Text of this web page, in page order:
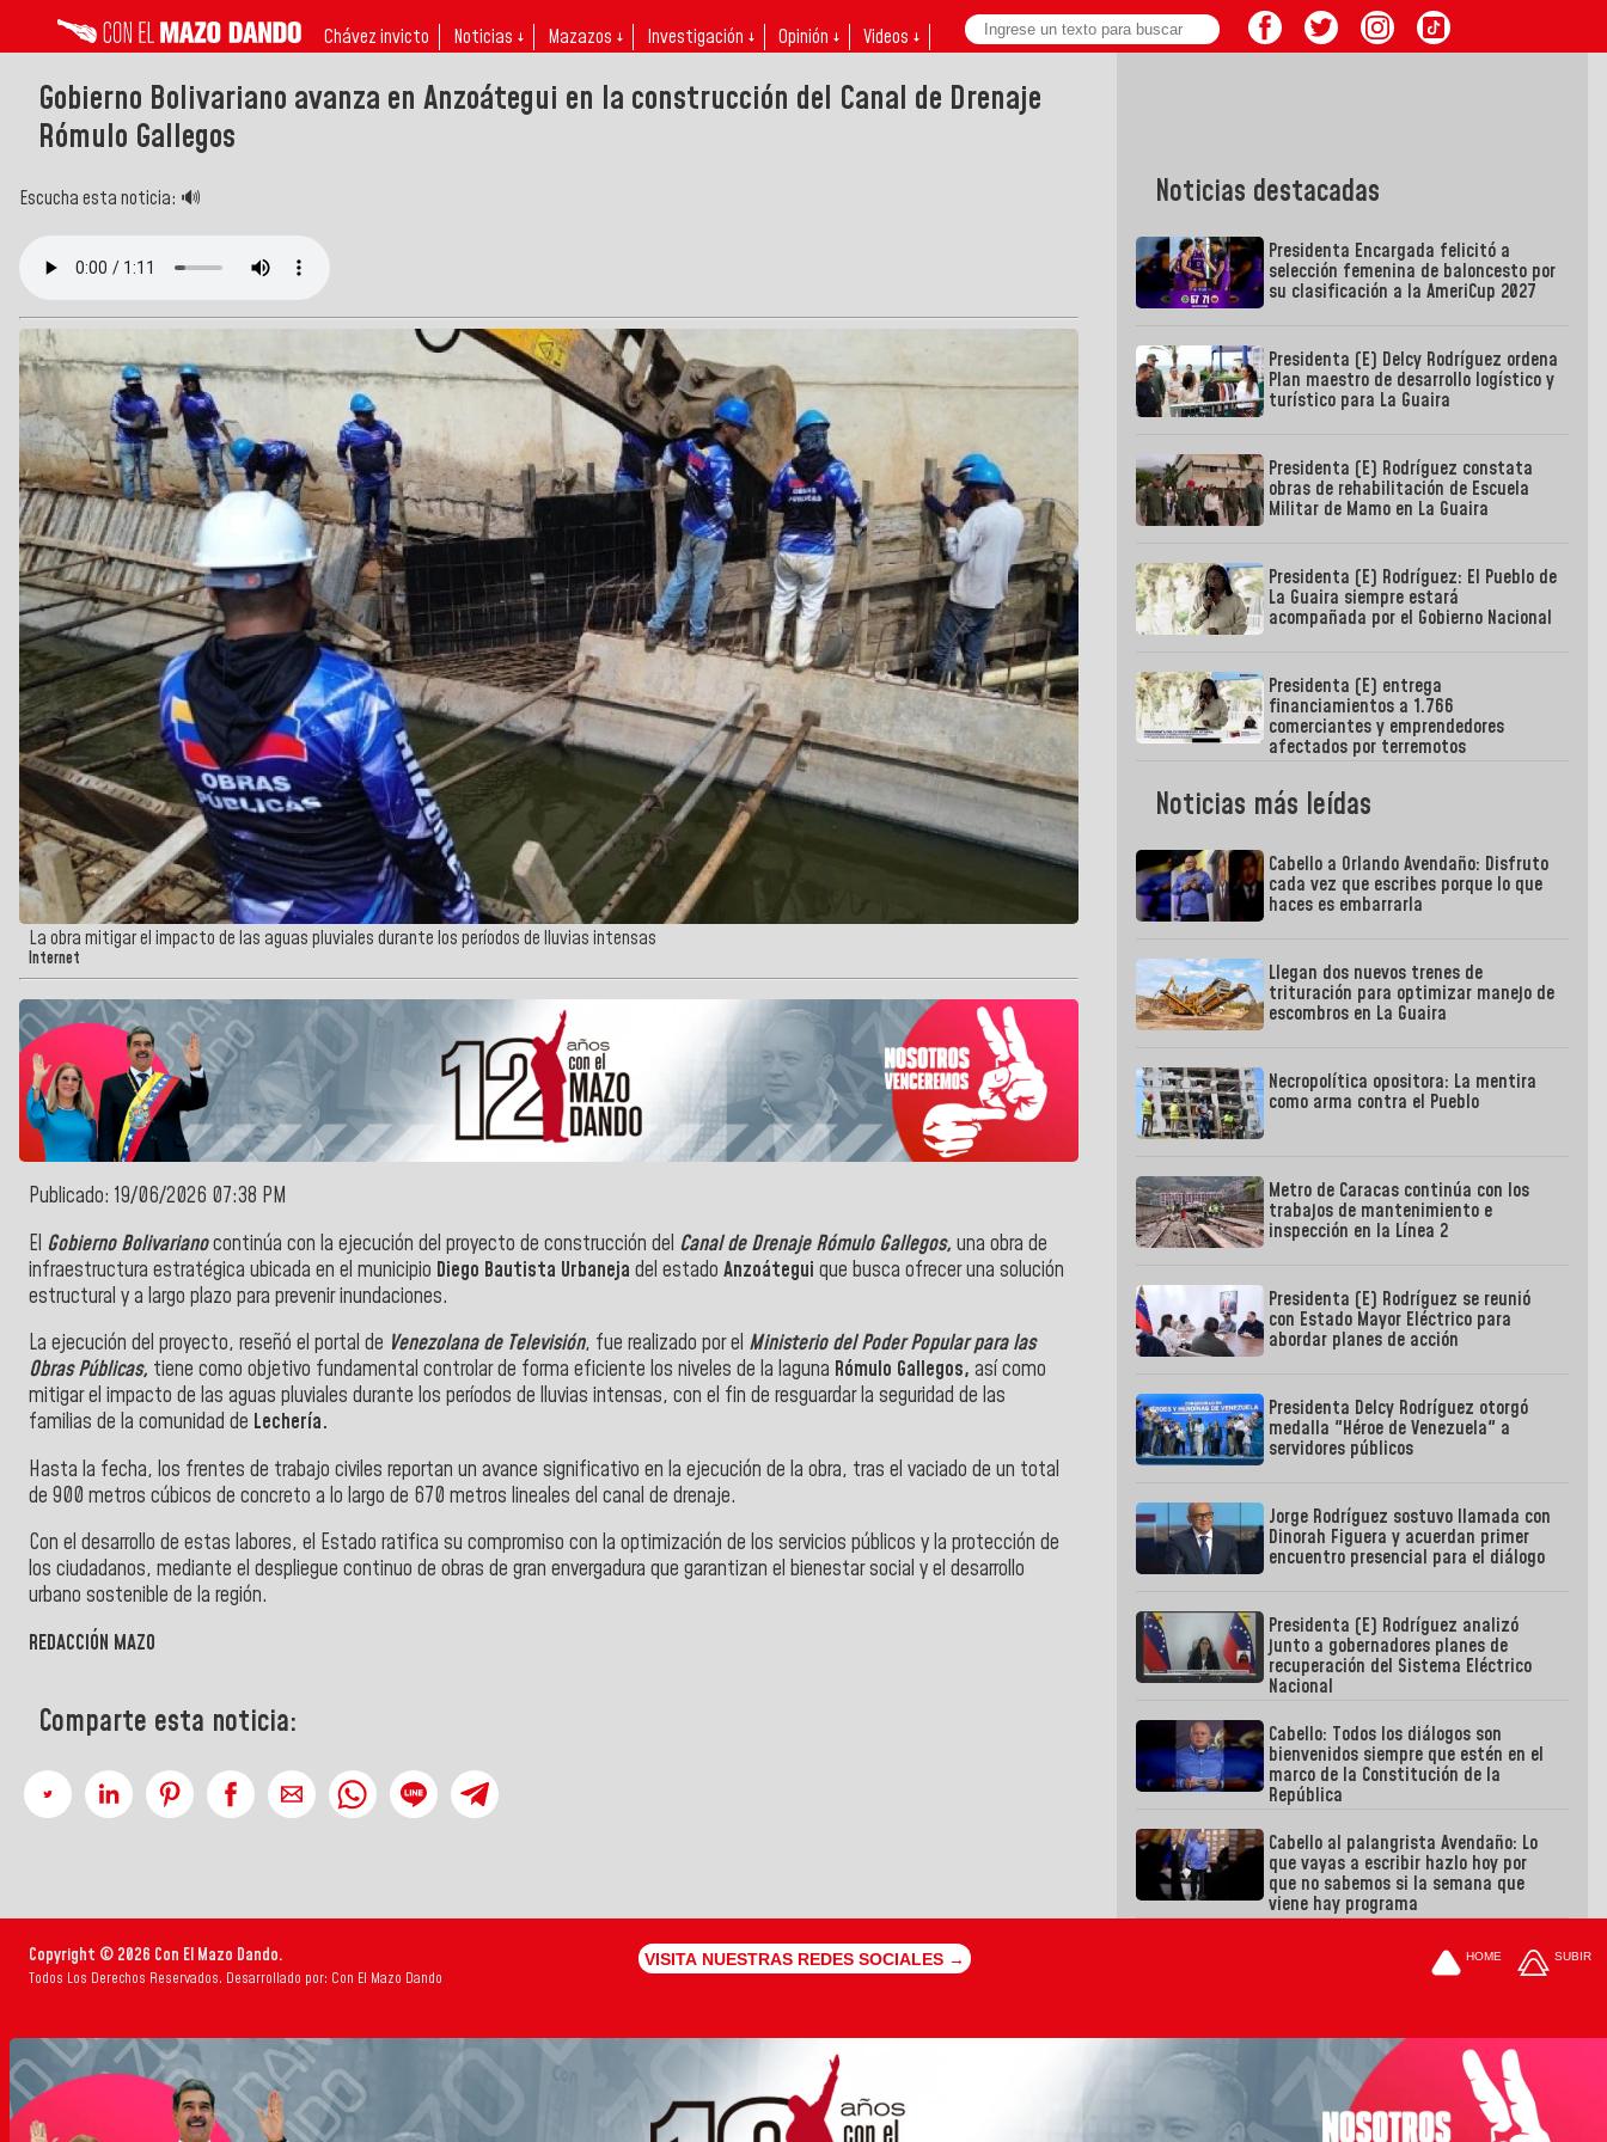
Chávez invicto Noticias ↓ Mazazos ↓ Investigación ↓ Opinión ↓ Videos ↓
Gobierno Bolivariano avanza en Anzoátegui en la construcción del Canal de Drenaje
Rómulo Gallegos
Escucha esta noticia: 🔊
La obra mitigar el impacto de las aguas pluviales durante los períodos de lluvias intensas
Internet
Publicado: 19/06/2026 07:38 PM
El Gobierno Bolivarianocontinúa con la ejecución del proyecto de construcción del Canal de Drenaje Rómulo Gallegos, una obra de
infraestructura estratégica ubicada en el municipio Diego Bautista Urbaneja del estado Anzoátegui que busca ofrecer una solución
estructural y a largo plazo para prevenir inundaciones.
La ejecución del proyecto, reseñó el portal de Venezolana de Televisión, fue realizado por el Ministerio del Poder Popular para las
Obras Públicas, tiene como objetivo fundamental controlar de forma eficiente los niveles de la laguna Rómulo Gallegos, así como
mitigar el impacto de las aguas pluviales durante los períodos de lluvias intensas, con el fin de resguardar la seguridad de las
familias de la comunidad de Lechería.
Hasta la fecha, los frentes de trabajo civiles reportan un avance significativo en la ejecución de la obra, tras el vaciado de un total
de 900 metros cúbicos de concreto a lo largo de 670 metros lineales del canal de drenaje.
Con el desarrollo de estas labores, el Estado ratifica su compromiso con la optimización de los servicios públicos y la protección de
los ciudadanos, mediante el despliegue continuo de obras de gran envergadura que garantizan el bienestar social y el desarrollo
urbano sostenible de la región.
REDACCIÓN MAZO
Comparte esta noticia:
Noticias destacadas
Presidenta Encargada felicitó a
selección femenina de baloncesto por
su clasificación a la AmeriCup 2027
Presidenta (E) Delcy Rodríguez ordena
Plan maestro de desarrollo logístico y
turístico para La Guaira
Presidenta (E) Rodríguez constata
obras de rehabilitación de Escuela
Militar de Mamo en La Guaira
Presidenta (E) Rodríguez: El Pueblo de
La Guaira siempre estará
acompañada por el Gobierno Nacional
Presidenta (E) entrega
financiamientos a 1.766
comerciantes y emprendedores
afectados por terremotos
Noticias más leídas
Cabello a Orlando Avendaño: Disfruto
cada vez que escribes porque lo que
haces es embarrarla
Llegan dos nuevos trenes de
trituración para optimizar manejo de
escombros en La Guaira
Necropolítica opositora: La mentira
como arma contra el Pueblo
Metro de Caracas continúa con los
trabajos de mantenimiento e
inspección en la Línea 2
Presidenta (E) Rodríguez se reunió
con Estado Mayor Eléctrico para
abordar planes de acción
Presidenta Delcy Rodríguez otorgó
medalla "Héroe de Venezuela" a
servidores públicos
Jorge Rodríguez sostuvo llamada con
Dinorah Figuera y acuerdan primer
encuentro presencial para el diálogo
Presidenta (E) Rodríguez analizó
junto a gobernadores planes de
recuperación del Sistema Eléctrico
Nacional
Cabello: Todos los diálogos son
bienvenidos siempre que estén en el
marco de la Constitución de la
República
Cabello al palangrista Avendaño: Lo
que vayas a escribir hazlo hoy por
que no sabemos si la semana que
viene hay programa
Copyright © 2026 Con El Mazo Dando.
Todos Los Derechos Reservados. Desarrollado por: Con El Mazo Dando
VISITA NUESTRAS REDES SOCIALES → HOME SUBIR